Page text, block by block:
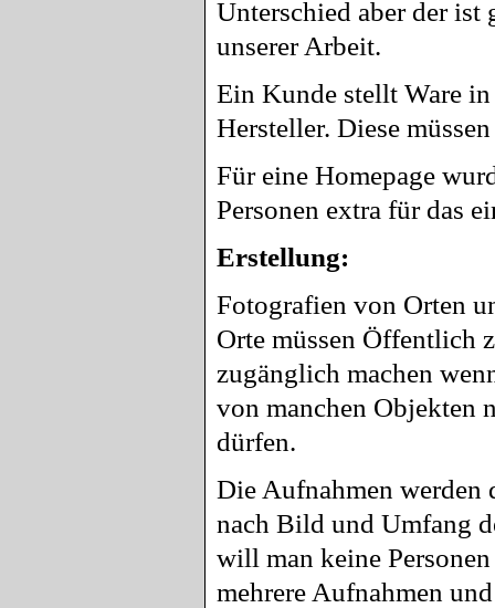
Unterschied aber der ist
unserer Arbeit.
Ein Kunde stellt Ware
Hersteller. Diese
Für eine Homepage
Personen extra für das
Erstellung:
Fotografien von Orten
Orte müssen Öffentlich
zugänglich machen
von manchen Objekten
dürfen.
Die Aufnahmen werden
nach Bild und Umfang
will man keine
mehrere Aufnahmen